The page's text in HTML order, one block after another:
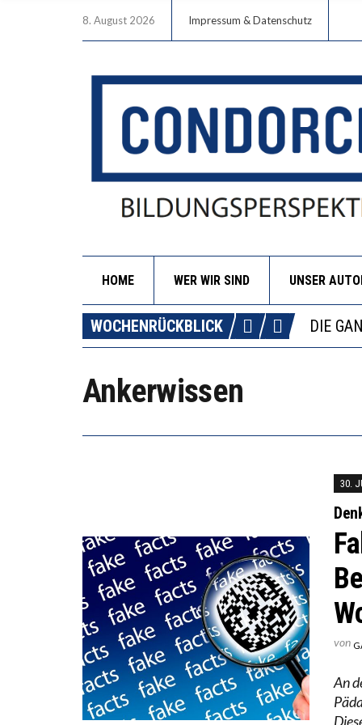
8. August 2026 Impressum & Datenschutz
HOME WER WIR SIND UNSER
WOCHENRÜCKBLICK
DIE
DIE
Ankerwissen
30.
von
An